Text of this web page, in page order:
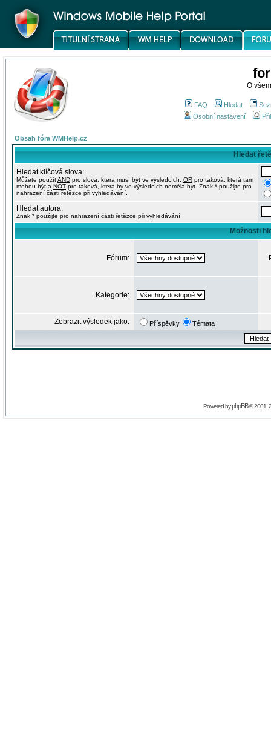
O
FAQ Hledat
Osobní nastavení
Obsah fóra WMHelp.cz
Hledat
Hledat klíčová slova:
Můžete použítAND pro slova, která musí být ve výsledcích, OR pro taková, která tam
mohou být a NOT pro taková, která by ve výsledcích neměla být. Znak * použijte pro
nahrazení části řetězce při vyhledávání.
Hledat autora:
Znak * použijte pro nahrazení části řetězce při vyhledávání
Možnosti
Fórum:
Kategorie:
Zobrazit výsledek jako: Příspěvky Témata
Powered byphpBB© 2001,